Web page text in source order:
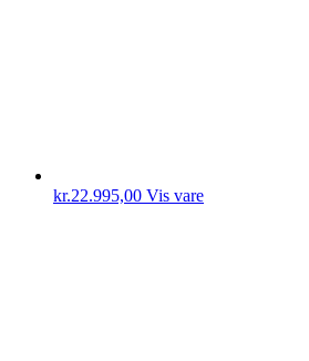
kr.22.995,00 Vis vare